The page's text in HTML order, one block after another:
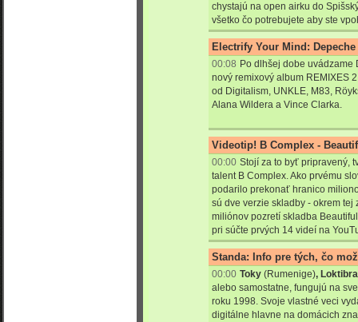
chystajú na open airku do
všetko čo potrebujete aby ste
Electrify Your Mind:
00:08 Po dlhšej dobe uvádzame
nový remixový album REMIXES
od Digitalism, UNKLE, M83,
Alana Wildera a Vince Clarka.
Videotip! B Complex -
00:00 Stojí za to byť pripravený,
talent B Complex. Ako prvému
podarilo prekonať hranico
sú dve verzie skladby - okrem tej
miliónov pozretí skladba
pri súčte prvých 14 videí na
Standa: Info pre tých, čo
00:00 Toky (Rumenige),
alebo samostatne, fungujú na
roku 1998. Svoje vlastné veci
digitálne hlavne na domácich